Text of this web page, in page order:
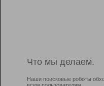
Что мы делаем.
Наши поисковые роботы